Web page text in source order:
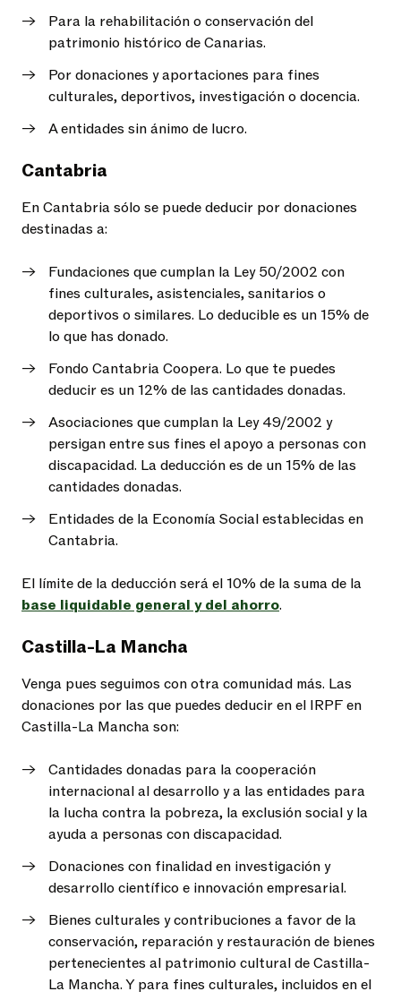
Para la rehabilitación o conservación del
patrimonio histórico de Canarias.
Por donaciones y aportaciones para fines
culturales, deportivos, investigación o docencia.
A entidades sin ánimo de lucro.
Cantabria
En Cantabria sólo se puede deducir por donaciones
destinadas a:
Fundaciones que cumplan la Ley 50/2002 con
fines culturales, asistenciales, sanitarios o
deportivos o similares. Lo deducible es un 15% de
lo que has donado.
Fondo Cantabria Coopera. Lo que te puedes
deducir es un 12% de las cantidades donadas.
Asociaciones que cumplan la Ley 49/2002 y
persigan entre sus fines el apoyo a personas con
discapacidad. La deducción es de un 15% de las
cantidades donadas.
Entidades de la Economía Social establecidas en
Cantabria.
El límite de la deducción será el 10% de la suma de la
base liquidable general y del ahorro.
Castilla-La Mancha
Venga pues seguimos con otra comunidad más. Las
donaciones por las que puedes deducir en el IRPF en
Castilla-La Mancha son:
Cantidades donadas para la cooperación
internacional al desarrollo y a las entidades para
la lucha contra la pobreza, la exclusión social y la
ayuda a personas con discapacidad.
Donaciones con finalidad en investigación y
desarrollo científico e innovación empresarial.
Bienes culturales y contribuciones a favor de la
conservación, reparación y restauración de bienes
pertenecientes al patrimonio cultural de Castilla-
La Mancha. Y para fines culturales, incluidos en el